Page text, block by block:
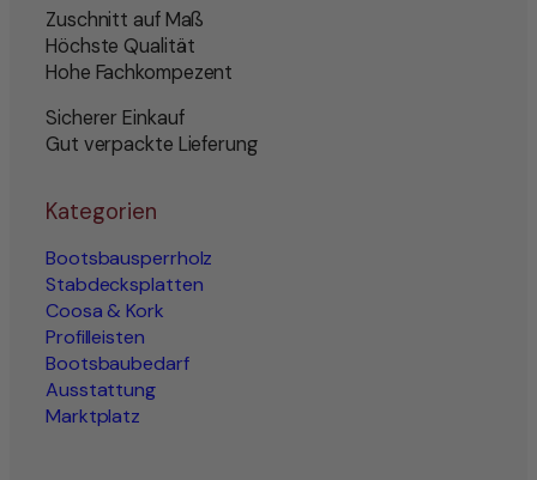
Zuschnitt auf Maß
Höchste Qualität
Hohe Fachkompezent
Sicherer Einkauf
Gut verpackte Lieferung
Kategorien
Bootsbausperrholz
Stabdecksplatten
Coosa & Kork
Profilleisten
Bootsbaubedarf
Ausstattung
Marktplatz